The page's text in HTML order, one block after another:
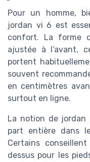
Pour un homme,
jordan vi 6 est
confort. La forme
ajustée à l’avant,
portent
souvent
en centimètres
surtout en ligne.
La notion de
part entière dans
Certains
dessus pour les